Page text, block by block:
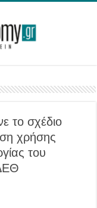
το σχέδιο
χρήσης
του